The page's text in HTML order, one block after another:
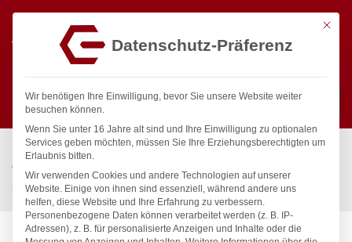
Suchen
Start / Gastronomiebedarf & Gastro Geräte für Profis
Wassertechnik
Wellnes
spa Kneipp’sche Garnitur 3/4″ Ø 27mm 3/4″ ÜM
Mit
Datenschutz-Präferenz
Wir benötigen Ihre Einwilligung, bevor Sie unsere Website weiter
besuchen können.
Wenn Sie unter 16 Jahre alt sind und Ihre Einwilligung zu optionalen
Services geben möchten, müssen Sie Ihre Erziehungsberechtigten um
Erlaubnis bitten.
Wir verwenden Cookies und andere Technologien auf unserer
Website. Einige von ihnen sind essenziell, während andere uns
helfen, diese Website und Ihre Erfahrung zu verbessern.
Personenbezogene Daten können verarbeitet werden (z. B. IP-
Adressen), z. B. für personalisierte Anzeigen und Inhalte oder die